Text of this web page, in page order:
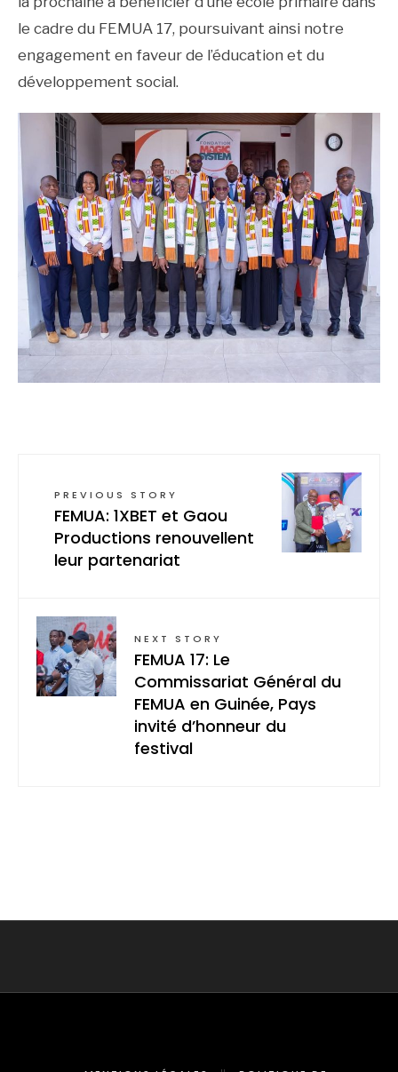
le cadre du FEMUA 17, poursuivant ainsi notre
engagement en faveur de l’éducation et du
développement social.
PREVIOUS STORY
FEMUA: 1XBET et Gaou
Productions renouvellent
leur partenariat
NEXT STORY
FEMUA 17: Le
Commissariat Général du
FEMUA en Guinée, Pays
invité d’honneur du
festival